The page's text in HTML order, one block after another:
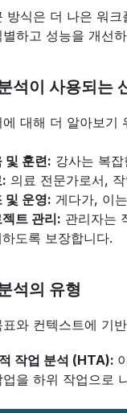
방식은 더 나은 워
하고 성능을 개선
석이 사용되는
에 대해 더 알아보기
및 훈련: 강사는 복
의료 전문가로서,
및 운영: 게다가, 이
트 관리: 관리자는
도록 보장합니다.
석의 유형
표와 컨텍스트에 기
작업 분석 (HTA):
업을 하위 작업으로